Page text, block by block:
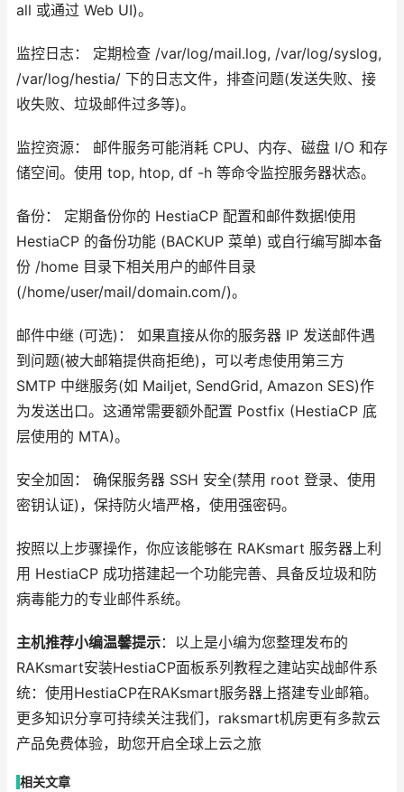
all 或通过 Web UI)。
监控日志： 定期检查 /var/log/mail.log, /var/log/syslog,
/var/log/hestia/ 下的日志文件，排查问题(发送失败、接
收失败、垃圾邮件过多等)。
监控资源： 邮件服务可能消耗 CPU、内存、磁盘 I/O 和存
储空间。使用 top, htop, df -h 等命令监控服务器状态。
备份： 定期备份你的 HestiaCP 配置和邮件数据!使用
HestiaCP 的备份功能 (BACKUP 菜单) 或自行编写脚本备
份 /home 目录下相关用户的邮件目录
(/home/user/mail/domain.com/)。
邮件中继 (可选)： 如果直接从你的服务器 IP 发送邮件遇
到问题(被大邮箱提供商拒绝)，可以考虑使用第三方
SMTP 中继服务(如 Mailjet, SendGrid, Amazon SES)作
为发送出口。这通常需要额外配置 Postfix (HestiaCP 底
层使用的 MTA)。
安全加固： 确保服务器 SSH 安全(禁用 root 登录、使用
密钥认证)，保持防火墙严格，使用强密码。
按照以上步骤操作，你应该能够在 RAKsmart 服务器上利
用 HestiaCP 成功搭建起一个功能完善、具备反垃圾和防
病毒能力的专业邮件系统。
主机推荐小编温馨提示：以上是小编为您整理发布的
RAKsmart安装HestiaCP面板系列教程之建站实战邮件系
统：使用HestiaCP在RAKsmart服务器上搭建专业邮箱。
更多知识分享可持续关注我们，raksmart机房更有多款云
产品免费体验，助您开启全球上云之旅
相关文章